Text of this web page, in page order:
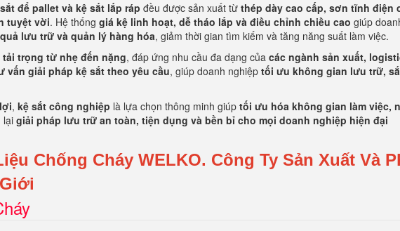
để pallet và kệ sắt lắp ráp đều được sản xuất từ thép dày cao cấp, sơn tĩnh điện
tuyệt vời. Hệ thống giá kệ linh hoạt, dễ tháo lắp và điều chỉnh chiều cao giúp
lưu trữ và quản lý hàng hóa, giảm thời gian tìm kiếm và tăng năng suất làm việc.
trọng từ nhẹ đến nặng, đáp ứng nhu cầu đa dạng của các ngành sản xuất,
vấn giải pháp kệ sắt theo yêu cầu, giúp doanh nghiệp tối ưu không gian lưu trữ,
, kệ sắt công nghiệp là lựa chọn thông minh giúp tối ưu hóa không gian làm việc,
lại giải pháp lưu trữ an toàn, tiện dụng và bền bỉ cho mọi doanh nghiệp hiện đại
Chống Cháy WELKO. Công Ty Sản Xuất Và